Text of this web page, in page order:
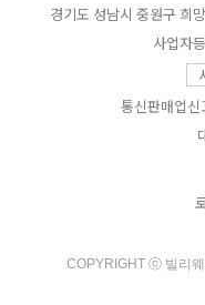
경기도 성남시 중원구 희
사업자
통신판매업
COPYRIGHT ⓒ 빌리